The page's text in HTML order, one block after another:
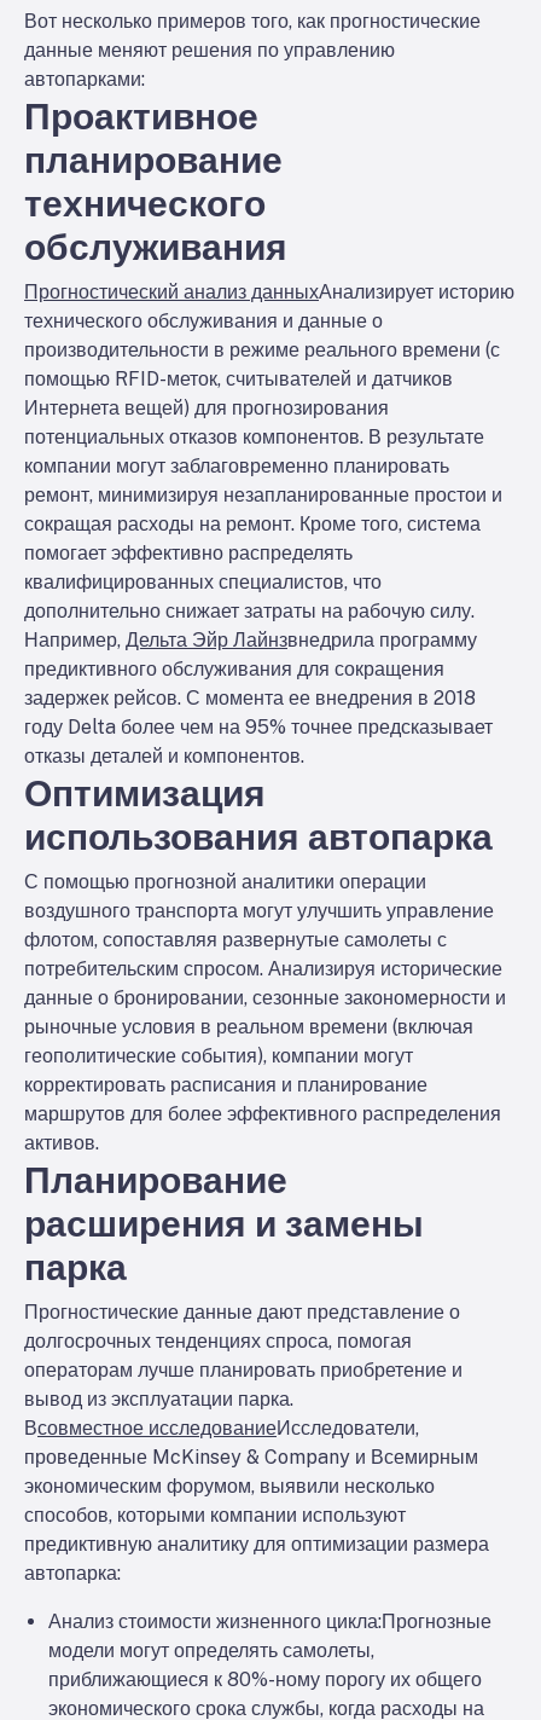
Вот несколько примеров того, как прогностические
данные меняют решения по управлению
автопарками:
Проактивное
планирование
технического
обслуживания
Прогностический анализ данныхАнализирует историю
технического обслуживания и данные о
производительности в режиме реального времени (с
помощью RFID-меток, считывателей и датчиков
Интернета вещей) для прогнозирования
потенциальных отказов компонентов. В результате
компании могут заблаговременно планировать
ремонт, минимизируя незапланированные простои и
сокращая расходы на ремонт. Кроме того, система
помогает эффективно распределять
квалифицированных специалистов, что
дополнительно снижает затраты на рабочую силу.
Например, Дельта Эйр Лайнзвнедрила программу
предиктивного обслуживания для сокращения
задержек рейсов. С момента ее внедрения в 2018
году Delta более чем на 95% точнее предсказывает
отказы деталей и компонентов.
Оптимизация
использования автопарка
С помощью прогнозной аналитики операции
воздушного транспорта могут улучшить управление
флотом, сопоставляя развернутые самолеты с
потребительским спросом. Анализируя исторические
данные о бронировании, сезонные закономерности и
рыночные условия в реальном времени (включая
геополитические события), компании могут
корректировать расписания и планирование
маршрутов для более эффективного распределения
активов.
Планирование
расширения и замены
парка
Прогностические данные дают представление о
долгосрочных тенденциях спроса, помогая
операторам лучше планировать приобретение и
вывод из эксплуатации парка.
Всовместное исследованиеИсследователи,
проведенные McKinsey & Company и Всемирным
экономическим форумом, выявили несколько
способов, которыми компании используют
предиктивную аналитику для оптимизации размера
автопарка:
Анализ стоимости жизненного цикла:Прогнозные
модели могут определять самолеты,
приближающиеся к 80%-ному порогу их общего
экономического срока службы, когда расходы на